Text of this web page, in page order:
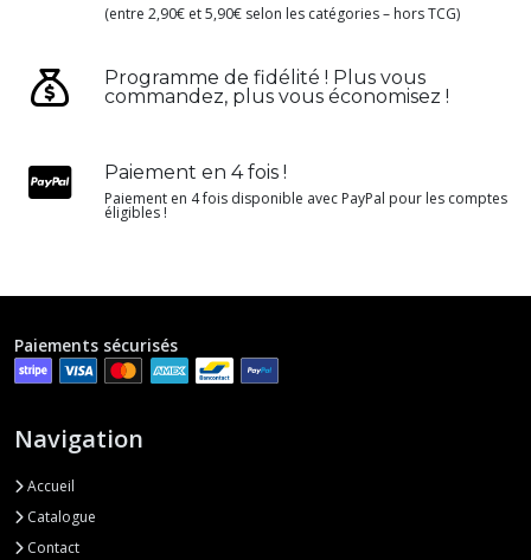
(entre 2,90€ et 5,90€ selon les catégories – hors TCG)
Programme de fidélité ! Plus vous
commandez, plus vous économisez !
Paiement en 4 fois !
Paiement en 4 fois disponible avec PayPal pour les comptes
éligibles !
Paiements sécurisés
Navigation
Accueil
Catalogue
Contact